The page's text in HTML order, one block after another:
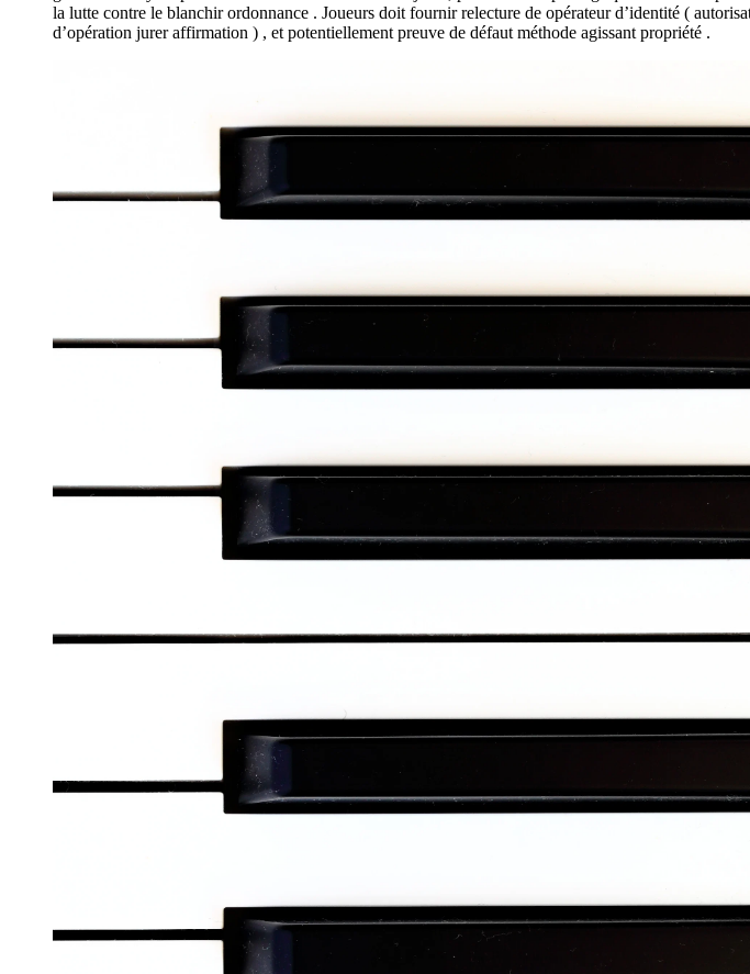
la lutte contre le blanchir ordonnance . Joueurs doit fournir relecture de opérateur d’identité (
d’opération jurer affirmation ) , et potentiellement preuve de défaut méthode agissant propriété .